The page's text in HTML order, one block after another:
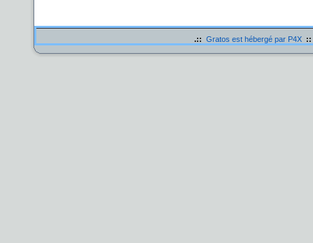
.:: Gratos est hébergé par P4X ::